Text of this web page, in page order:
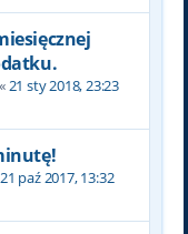
«21 sty 2018, 23:23
21 paź 2017, 13:32